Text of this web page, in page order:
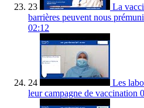
23
La
barrières peuvent nous
02:12
24
Les
leur campagne de vaccination